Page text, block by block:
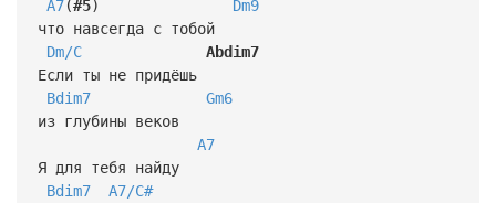
A7(#5)
Dm9
что навсегда с тобой
Dm/C
Abdim7
Если ты не придёшь
Bdim7
Gm6
из глубины веков
A7
Я для тебя найду
Bdim7
A7/C#